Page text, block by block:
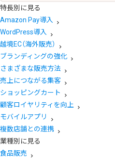
特長別に見る
Amazon Pay導入
WordPress導入
越境EC（海外販売）
ブランディングの強化
さまざまな販売方法
売上につながる集客
ショッピングカート
顧客ロイヤリティを向上
モバイルアプリ
複数店舗との連携
業種別に見る
食品販売